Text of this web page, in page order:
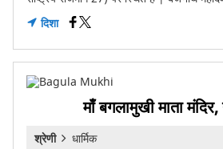
दिशा
माँ बगलामुखी माता
श्रेणी
धार्मिक